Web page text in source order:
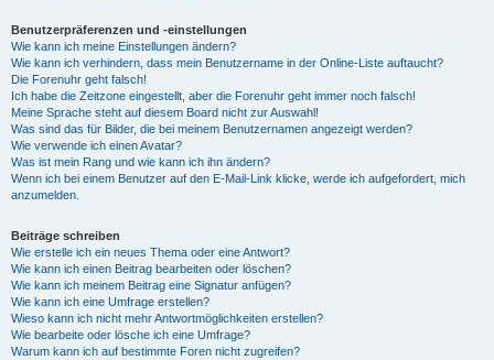
Benutzerpräferenzen und -einstellungen
Wie kann ich meine Einstellungen ändern?
Wie kann ich verhindern, dass mein Benutzername in der Online-Liste auftaucht?
Die Forenuhr geht falsch!
Ich habe die Zeitzone eingestellt, aber die Forenuhr geht immer noch falsch!
Meine Sprache steht auf diesem Board nicht zur Auswahl!
Was sind das für Bilder, die bei meinem Benutzernamen angezeigt werden?
Wie verwende ich einen Avatar?
Was ist mein Rang und wie kann ich ihn ändern?
Wenn ich bei einem Benutzer auf den E-Mail-Link klicke, werde ich aufgefordert, mich
anzumelden.
Beiträge schreiben
Wie erstelle ich ein neues Thema oder eine Antwort?
Wie kann ich einen Beitrag bearbeiten oder löschen?
Wie kann ich meinem Beitrag eine Signatur anfügen?
Wie kann ich eine Umfrage erstellen?
Wieso kann ich nicht mehr Antwortmöglichkeiten erstellen?
Wie bearbeite oder lösche ich eine Umfrage?
Warum kann ich auf bestimmte Foren nicht zugreifen?